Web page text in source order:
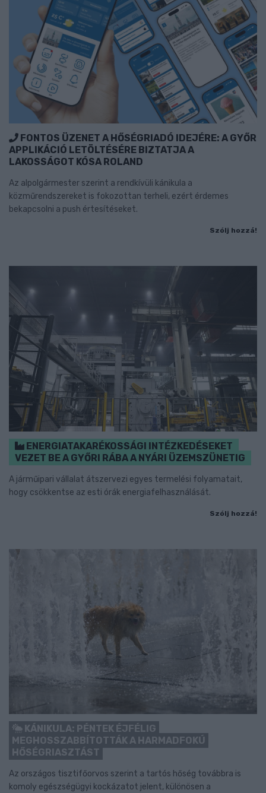
FONTOS ÜZENET A HŐSÉGRIADÓ IDEJÉRE: A GYŐR
APPLIKÁCIÓ LETÖLTÉSÉRE BIZTATJA A
LAKOSSÁGOT KÓSA ROLAND
Az alpolgármester szerint a rendkívüli kánikula a
közműrendszereket is fokozottan terheli, ezért érdemes
bekapcsolni a push értesítéseket.
Szólj hozzá!
ENERGIATAKARÉKOSSÁGI INTÉZKEDÉSEKET
VEZET BE A GYŐRI RÁBA A NYÁRI ÜZEMSZÜNETIG
A járműipari vállalat átszervezi egyes termelési folyamatait,
hogy csökkentse az esti órák energiafelhasználását.
Szólj hozzá!
KÁNIKULA: PÉNTEK ÉJFÉLIG
MEGHOSSZABBÍTOTTÁK A HARMADFOKÚ
HŐSÉGRIASZTÁST
Az országos tisztifőorvos szerint a tartós hőség továbbra is
komoly egészségügyi kockázatot jelent, különösen a